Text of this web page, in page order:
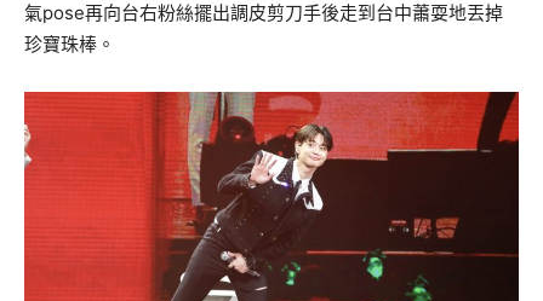
氣pose再向台右粉絲擺出調皮剪刀手後走到台中蕭耍地丟掉
珍寶珠棒。